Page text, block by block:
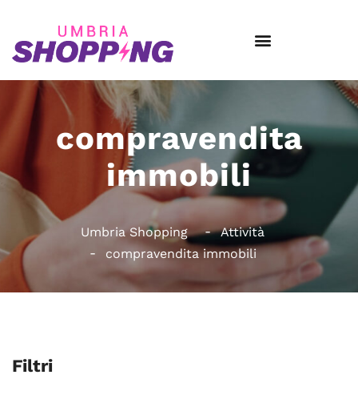
compravendita
immobili
Umbria Shopping
Attività
compravendita immobili
Filtri